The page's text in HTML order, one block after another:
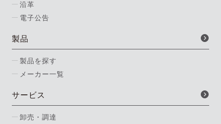
沿革
電子公告
製品
製品を探す
メーカー一覧
サービス
卸売・調達